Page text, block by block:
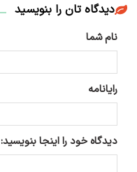
دیدگاه تان را بنویسید
نام شما
رایانامه
دیدگاه خود را اینجا بنویسید: